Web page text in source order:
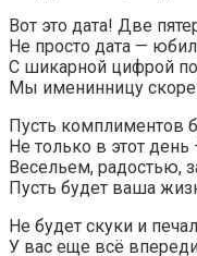
Вот это дата! Две
Не просто дата —
С шикарной цифрой
Мы именинницу
Пусть комплиментов
Не только в этот день
Весельем, радостью,
Пусть будет ваша
Не будет скуки и
У вас еще всё